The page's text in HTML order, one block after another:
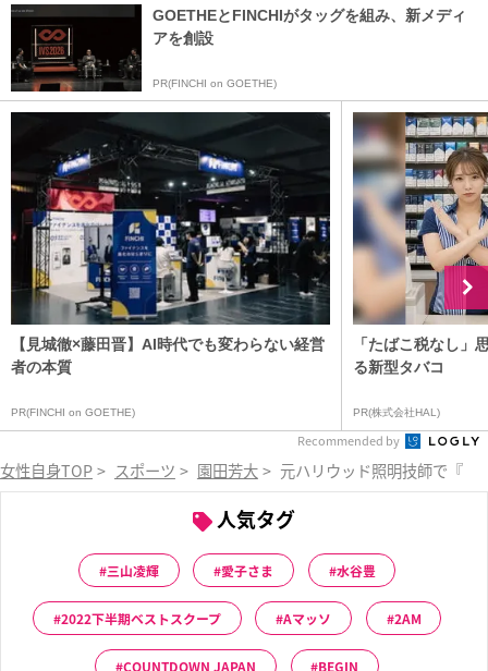
GOETHEとFINCHIがタッグを組み、新メディ
アを創設
PR(FINCHI on GOETHE)
【見城徹×藤田晋】AI時代でも変わらない経営
者の本質
PR(FINCHI on GOETHE)
「たばこ税なし」
る新型タバコ
PR(株式会社HAL)
Recommended by
女性自身TOP > スポーツ > 園田芳大 > 元ハリウッド照明技師で『
人気タグ
三山凌輝 愛子さま 水谷豊
2022下半期ベストスクープ Aマッソ 2AM
COUNTDOWN JAPAN BEGIN